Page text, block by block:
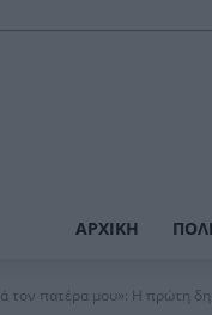
ΑΡΧΙΚΉ
τον πατέρα μου»: Η πρώτη